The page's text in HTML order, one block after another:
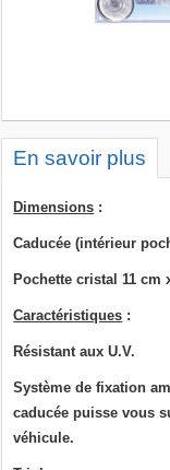
En savoir plus
Dimensions :
Caducée (intérieur
Pochette cristal 11 cm
Caractéristiques :
Résistant aux U.V.
Système de fixation
caducée puisse vous
véhicule.